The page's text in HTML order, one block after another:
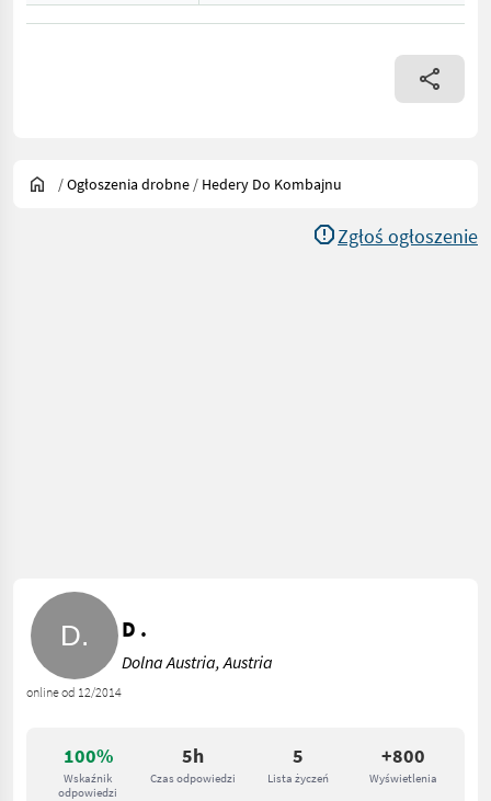
/Ogłoszenia drobne / Hedery Do Kombajnu
Zgłoś ogłoszenie
100%
Wskaźnik
odpowiedzi
5h
Czas odpowiedzi
5
Lista życzeń
+800
Wyświetlenia
online od 12/2014
D .
Dolna Austria, Austria